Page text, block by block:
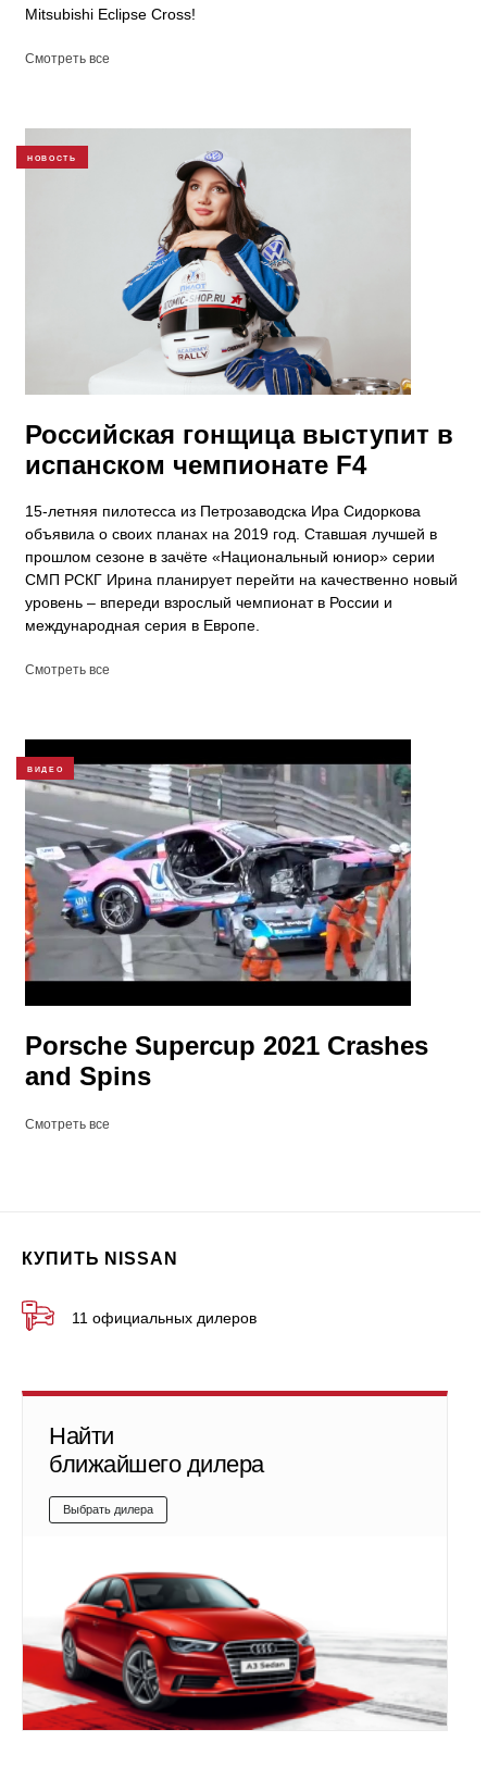
Mitsubishi Eclipse Cross!
Смотреть все
НОВОСТЬ
Российская гонщица выступит в
испанском чемпионате F4
15-летняя пилотесса из Петрозаводска Ира Сидоркова
объявила о своих планах на 2019 год. Ставшая лучшей в
прошлом сезоне в зачёте «Национальный юниор» серии
СМП РСКГ Ирина планирует перейти на качественно новый
уровень – впереди взрослый чемпионат в России и
международная серия в Европе.
Смотреть все
ВИДЕО
Porsche Supercup 2021 Crashes
and Spins
Смотреть все
КУПИТЬ NISSAN
11 официальных дилеров
Найти
ближайшего дилера
Выбрать дилера